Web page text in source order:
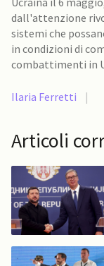
dall'attenzione
sistemi che
in condizioni di combattimento.
combattimenti in
Ilaria Ferretti |
Articoli